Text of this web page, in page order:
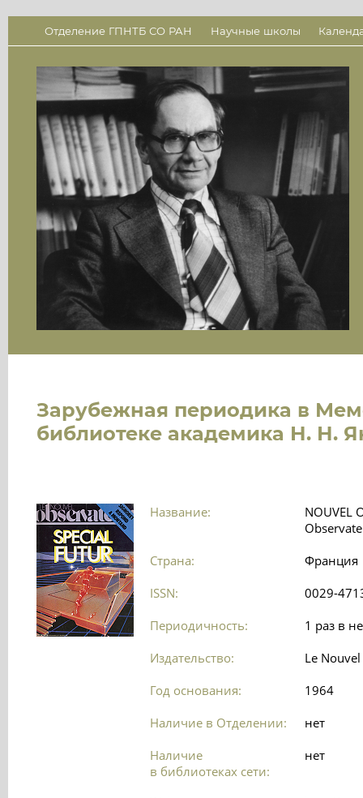
Отделение ГПНТБ СО РАН Научные школы
Зарубежная периодика в
библиотеке академика Н. Н.
Название:
NOUVEL
Страна:
Франция
ISSN:
0029-
Периодичность:
1 раз в
Издательство:
Le
Год основания:
1964
Наличие в Отделении:
нет
Наличие
в библиотеках сети:
нет